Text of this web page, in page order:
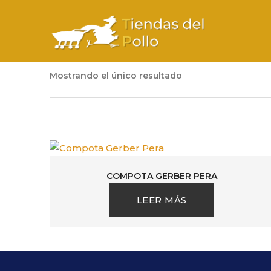
Mostrando el único resultado
COMPOTA GERBER PERA
LEER MÁS